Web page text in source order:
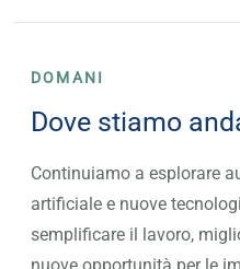
DOMANI
Dove stiamo
Continuiamo a esplorare
artificiale e nuove
semplificare il lavoro,